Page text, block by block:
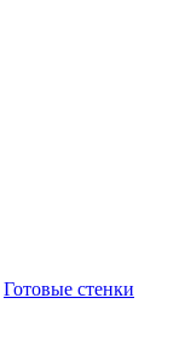
Готовые стенки